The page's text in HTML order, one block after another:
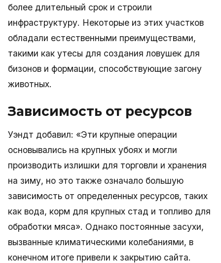
более длительный срок и строили
инфраструктуру. Некоторые из этих участков
обладали естественными преимуществами,
такими как утесы для создания ловушек для
бизонов и формации, способствующие загону
животных.
Зависимость от ресурсов
Уэндт добавил: «Эти крупные операции
основывались на крупных убоях и могли
производить излишки для торговли и хранения
на зиму, но это также означало большую
зависимость от определенных ресурсов, таких
как вода, корм для крупных стад и топливо для
обработки мяса». Однако постоянные засухи,
вызванные климатическими колебаниями, в
конечном итоге привели к закрытию сайта.